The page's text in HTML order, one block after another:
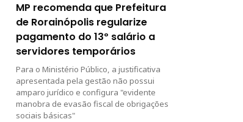
MP recomenda que Prefeitura
de Rorainópolis regularize
pagamento do 13º salário a
servidores temporários
Para o Ministério Público, a justificativa
apresentada pela gestão não possui
amparo jurídico e configura "evidente
manobra de evasão fiscal de obrigações
sociais básicas"